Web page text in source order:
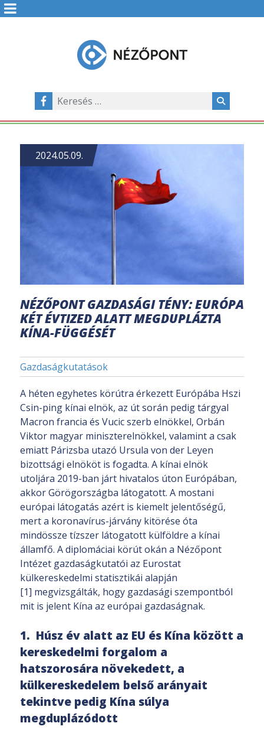
NÉZŐPONT GAZDASÁGI TÉNY: EURÓPA
KÉT ÉVTIZED ALATT MEGDUPLÁZTA
KÍNA-FÜGGÉSÉT
Gazdaságkutatások
2024.05.09.
A héten egyhetes körútra érkezett Európába Hszi
Csin-ping kínai elnök, az út során pedig tárgyal
Macron francia és Vucic szerb elnökkel, Orbán
Viktor magyar miniszterelnökkel, valamint a csak
emiatt Párizsba utazó Ursula von der Leyen
bizottsági elnököt is fogadta. A kínai elnök
utoljára 2019-ban járt hivatalos úton Európában,
akkor Görögországba látogatott. A mostani
európai látogatás azért is kiemelt jelentőségű,
mert a koronavírus-járvány kitörése óta
mindössze tízszer látogatott külföldre a kínai
államfő. A diplomáciai körút okán a Nézőpont
Intézet gazdaságkutatói az Eurostat
külkereskedelmi statisztikái alapján
[1] megvizsgálták, hogy gazdasági szempontból
mit is jelent Kína az európai gazdaságnak.
1. Húsz év alatt az EU és Kína között a
kereskedelmi forgalom a
hatszorosára növekedett, a
külkereskedelem belső arányait
tekintve pedig Kína súlya
megduplázódott